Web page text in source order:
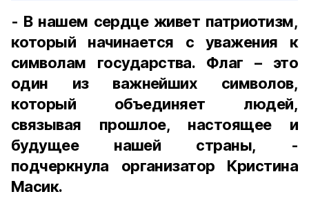
- В нашем сердце живет патриотизм,
который начинается с уважения к
символам государства. Флаг – это
один из важнейших символов,
который объединяет людей,
связывая прошлое, настоящее и
будущее нашей страны, -
подчеркнула организатор Кристина
Масик.